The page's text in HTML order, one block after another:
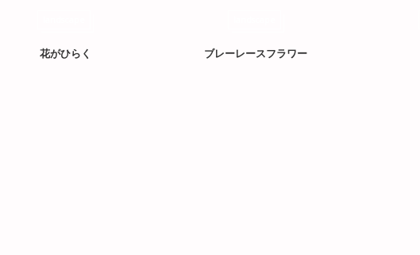
花がひらく ブレーレースフラワー